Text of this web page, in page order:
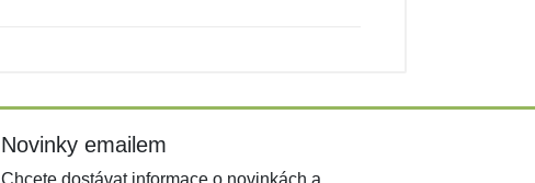
Novinky emailem
Chcete dostávat informace o novinkách a